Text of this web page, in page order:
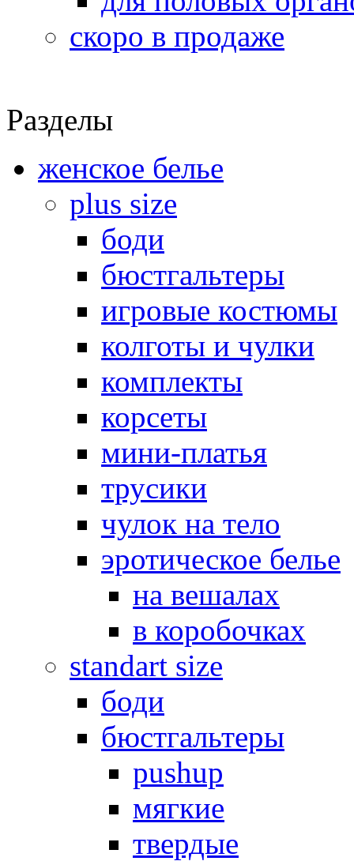
скоро в продаже
Разделы
женское белье
plus size
боди
бюстгальтеры
игровые костюмы
колготы и чулки
комплекты
корсеты
мини-платья
трусики
чулок на тело
эротическое белье
на вешалах
в коробочках
standart size
боди
бюстгальтеры
pushup
мягкие
твердые